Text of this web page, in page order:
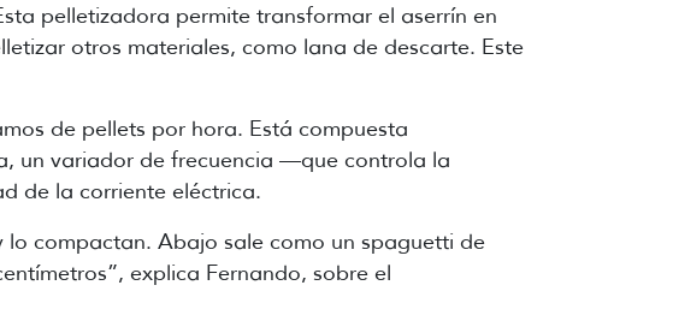
pelletizadora permite transformar el aserrín en
otros materiales, como lana de descarte. Este
de pellets por hora. Está compuesta
un variador de frecuencia —que controla la
de la corriente eléctrica.
compactan. Abajo sale como un spaguetti de
explica Fernando, sobre el